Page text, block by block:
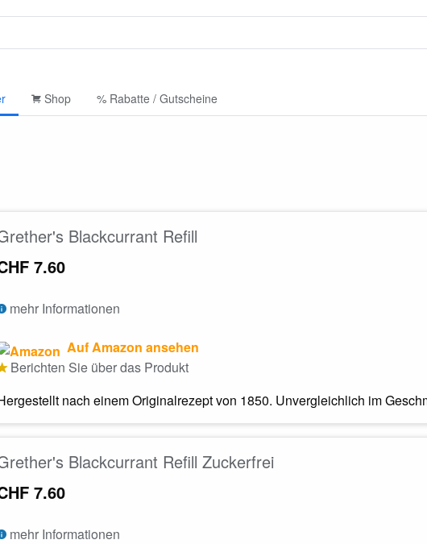
Shop % Rabatte / Gutscheine
Blackcurrant Refill
7.60
mehr Informationen
Auf Amazon ansehen
Berichten Sie über das Produkt
nach einem Originalrezept von 1850. Unvergleichlich im
Blackcurrant Refill Zuckerfrei
7.60
mehr Informationen